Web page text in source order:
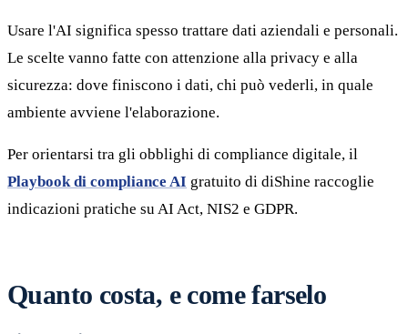
Usare l'AI significa spesso trattare dati aziendali e personali.
Le scelte vanno fatte con attenzione alla privacy e alla
sicurezza: dove finiscono i dati, chi può vederli, in quale
ambiente avviene l'elaborazione.
Per orientarsi tra gli obblighi di compliance digitale, il
Playbook di compliance AI gratuito di diShine raccoglie
indicazioni pratiche su AI Act, NIS2 e GDPR.
Quanto costa, e come farselo